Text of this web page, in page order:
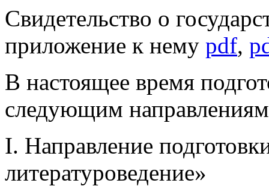
Свидетельство о
приложение к нему pdf,
В настоящее время
следующим
I. Направление
литературоведение»